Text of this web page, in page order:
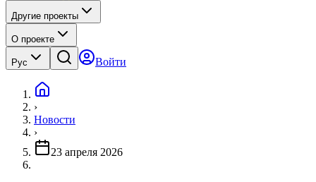
Другие проекты
О проекте
Рус Войти
›
Новости
›
23 апреля 2026